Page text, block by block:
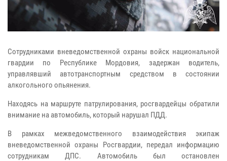
Сотрудниками вневедомственной охраны войск национальной
гвардии по Республике Мордовия, задержан водитель,
управлявший автотранспортным средством в состоянии
алкогольного опьянения.
Находясь на маршруте патрулирования, росгвардейцы обратили
внимание на автомобиль, который нарушал ПДД.
В рамках межведомственного взаимодействия экипаж
вневедомственной охраны Росгвардии, передал информацию
сотрудникам ДПС. Автомобиль был остановлен